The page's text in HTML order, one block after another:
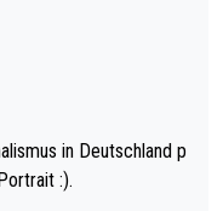
in Deutschland p
:).